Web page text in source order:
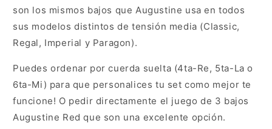
son los mismos bajos que Augustine usa en todos
sus modelos distintos de tensión media (Classic,
Regal, Imperial y Paragon).
Puedes ordenar por cuerda suelta (4ta-Re, 5ta-La o
6ta-Mi) para que personalices tu set como mejor te
funcione! O pedir directamente el juego de 3 bajos
Augustine Red que son una excelente opción.